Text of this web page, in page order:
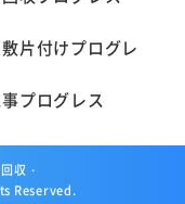
収・
Reserved.